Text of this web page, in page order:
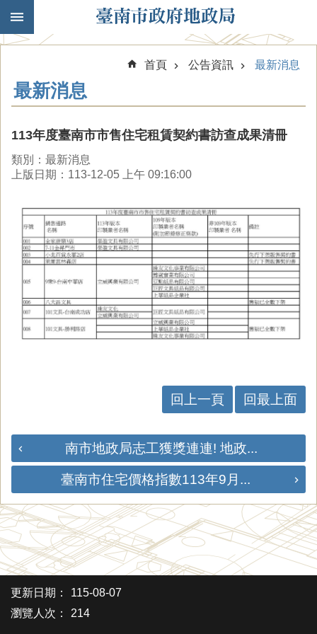
跳到主要內容區塊
首頁 公告資訊 最新消息
最新消息
113年度臺南市市售住宅租賃契約書訪查成果清冊
類別：最新消息
上版日期：113-12-05 上午 09:16:00
回上一頁 回最上面
南市地政局志工獲獎連連! 地政...
臺南市住宅價格指數113年9月...
更新日期：
115-08-07
瀏覽人次：
214